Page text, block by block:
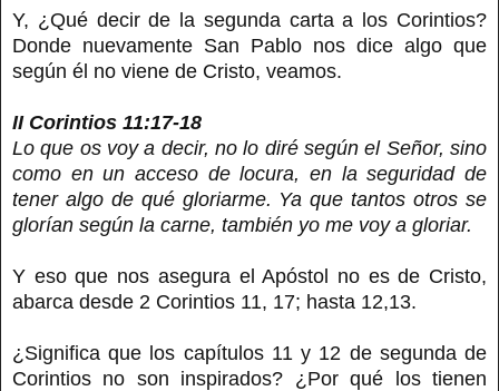
Y, ¿Qué decir de la segunda carta a los Corintios?
Donde nuevamente San Pablo nos dice algo que
según él no viene de Cristo, veamos.
II Corintios 11:17-18
Lo que os voy a decir, no lo diré según el Señor, sino
como en un acceso de locura, en la seguridad de
tener algo de qué gloriarme. Ya que tantos otros se
glorían según la carne, también yo me voy a gloriar.
Y eso que nos asegura el Apóstol no es de Cristo,
abarca desde 2 Corintios 11, 17; hasta 12,13.
¿Significa que los capítulos 11 y 12 de segunda de
Corintios no son inspirados? ¿Por qué los tienen